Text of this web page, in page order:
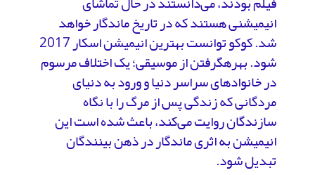
انیمیشنی هستند که در تاریخ ماندگار خواهد
شد. کوکو توانست بهترین انیمیشن اسکار 2017
شود. بهره‎گرفتن از موسیقی؛ یک اختلاف مرسوم
در خانوادهای سراسر دنیا و ورود به دنیای
مردگانی که زندگی پس از مرگ را با نگاه
سازندگان روایت می‌کند، باعث شده است این
انیمیشن به اثری ماندگار در ذهن بینندگان
تبدیل شود.